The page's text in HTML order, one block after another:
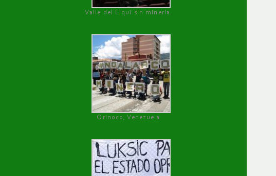
Valle del Elqui sin minería.
Orinoco, Venezuela